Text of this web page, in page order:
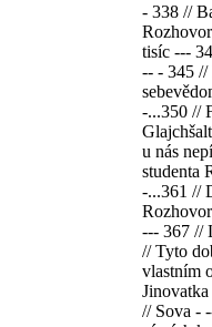
- 338 //
tisíc ---
-- - 345 //
-...350 //
u nás
studenta
-...361 //
--- 367 //
// Tyto
vlastním
// Sova -